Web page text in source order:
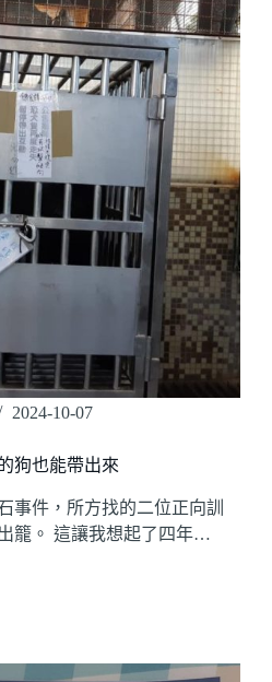
2024-10-07
狗也能帶出來
事件，所方找的二位正向訓
籠。 這讓我想起了四年…